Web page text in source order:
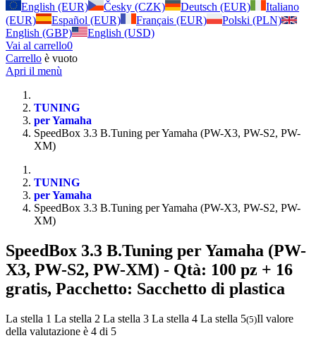
English (EUR)
Česky (CZK) Deutsch (EUR)
Italiano
(EUR)
Español (EUR) Français (EUR)
Polski (PLN)
English (GBP)
English (USD)
Vai al carrello0
Carrello è vuoto
Apri il menù
TUNING
per Yamaha
SpeedBox 3.3 B.Tuning per Yamaha (PW-X3, PW-S2, PW-
XM)
TUNING
per Yamaha
SpeedBox 3.3 B.Tuning per Yamaha (PW-X3, PW-S2, PW-
XM)
SpeedBox 3.3 B.Tuning per Yamaha (PW-
X3, PW-S2, PW-XM) - Qtà: 100 pz + 16
gratis, Pacchetto: Sacchetto di plastica
La stella 1 La stella 2 La stella 3 La stella 4 La stella 5(5)Il valore
della valutazione è 4 di 5